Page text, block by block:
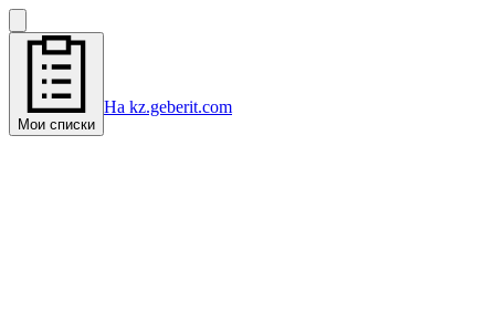
Мои списки
На kz.geberit.com